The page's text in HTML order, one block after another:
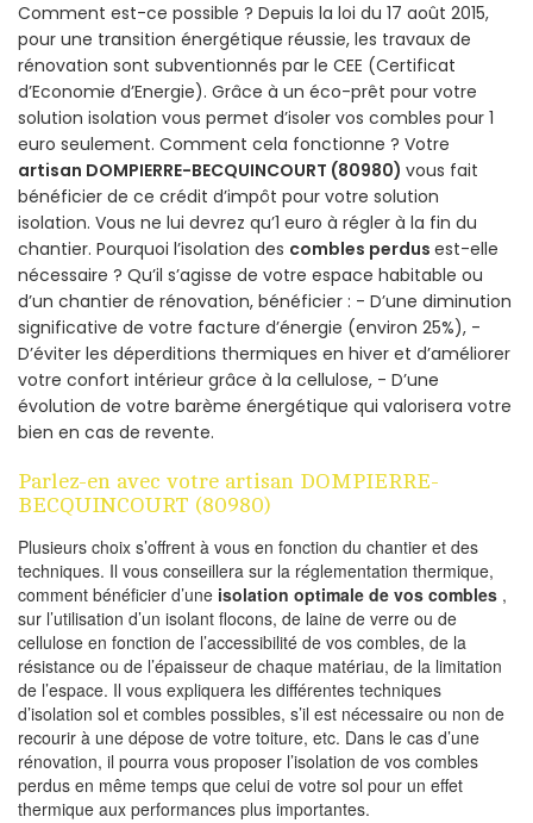
Comment est-ce possible ? Depuis la loi du 17 août 2015,
pour une transition énergétique réussie, les travaux de
rénovation sont subventionnés par le CEE (Certificat
d’Economie d’Energie). Grâce à un éco-prêt pour votre
solution isolation vous permet d’isoler vos combles pour 1
euro seulement. Comment cela fonctionne ? Votre
artisan DOMPIERRE-BECQUINCOURT (80980) vous fait
bénéficier de ce crédit d’impôt pour votre solution
isolation. Vous ne lui devrez qu’1 euro à régler à la fin du
chantier. Pourquoi l’isolation des combles perdus est-elle
nécessaire ? Qu’il s’agisse de votre espace habitable ou
d’un chantier de rénovation, bénéficier : - D’une diminution
significative de votre facture d’énergie (environ 25%), -
D’éviter les déperditions thermiques en hiver et d’améliorer
votre confort intérieur grâce à la cellulose, - D’une
évolution de votre barème énergétique qui valorisera votre
bien en cas de revente.
Parlez-en avec votre artisan DOMPIERRE-
BECQUINCOURT (80980)
Plusieurs choix s’offrent à vous en fonction du chantier et des
techniques. Il vous conseillera sur la réglementation thermique,
comment bénéficier d’une isolation optimale de vos combles ,
sur l’utilisation d’un isolant flocons, de laine de verre ou de
cellulose en fonction de l’accessibilité de vos combles, de la
résistance ou de l’épaisseur de chaque matériau, de la limitation
de l’espace. Il vous expliquera les différentes techniques
d’isolation sol et combles possibles, s’il est nécessaire ou non de
recourir à une dépose de votre toiture, etc. Dans le cas d’une
rénovation, il pourra vous proposer l’isolation de vos combles
perdus en même temps que celui de votre sol pour un effet
thermique aux performances plus importantes.